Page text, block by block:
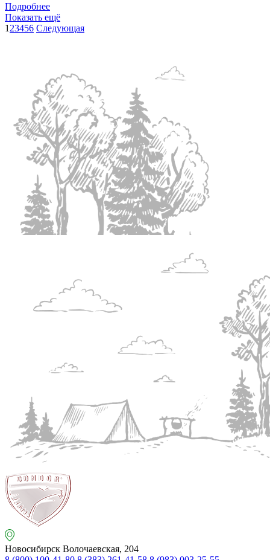
Подробнее
Показать ещё
1 23456 Следующая
Новосибирск Волочаевская, 204